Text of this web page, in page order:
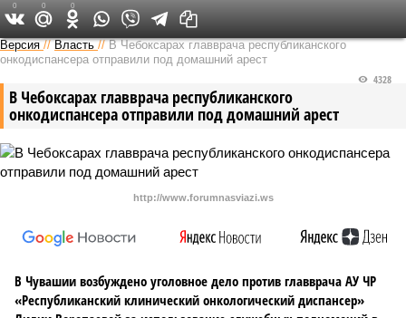
Версия в Чувашии
Версия //Власть //В Чебоксарах главврача республиканского
онкодиспансера отправили под домашний арест
В Чебоксарах главврача республиканского
онкодиспансера отправили под домашний арест
4328
http://www.forumnasviazi.ws
В Чувашии возбуждено уголовное дело против главврача АУ ЧР
«Республиканский клинический онкологический диспансер»
0 0 0